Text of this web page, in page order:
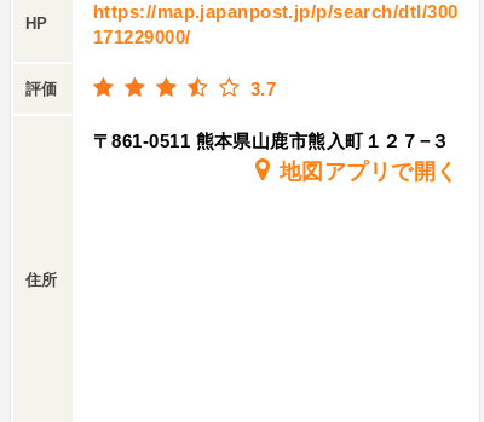
HP
https://map.japanpost.jp/p/search/dtl/300
171229000/
評価 3.7
住所
〒861-0511 熊本県山鹿市熊入町１２７−３
地図アプリで開く